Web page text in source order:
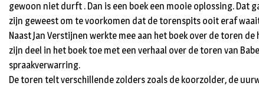
gewoon niet durft . Dan is een boek een mooie oplossing. Dat
zijn geweest om te voorkomen dat de torenspits ooit eraf
Naast Jan Verstijnen werkte mee aan het boek over de toren
zijn deel in het boek toe met een verhaal over de toren van
spraakverwarring.
De toren telt verschillende zolders zoals de koorzolder, de